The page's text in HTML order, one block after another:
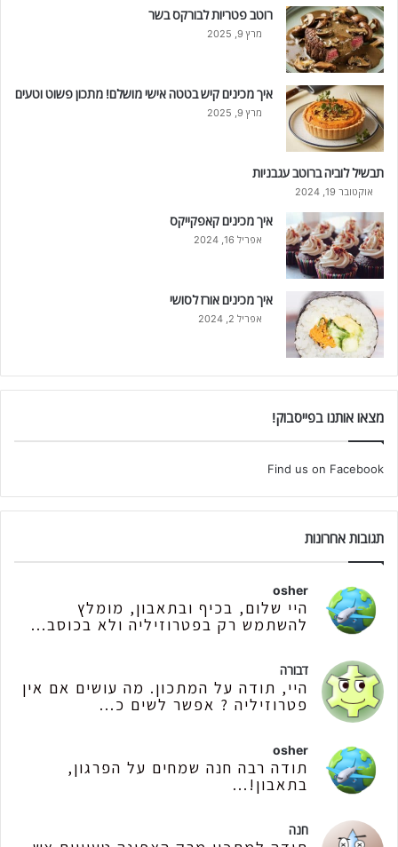
רוטב פטריות לבורקס בשר
מרץ 9, 2025
איך מכינים קיש בטטה אישי מושלם! מתכון פשוט וטעים
מרץ 9, 2025
תבשיל לוביה ברוטב עגבניות
אוקטובר 19, 2024
איך מכינים קאפקייקס
אפריל 16, 2024
איך מכינים אורז לסושי
אפריל 2, 2024
מצאו אותנו בפייסבוק!
Find us on Facebook
תגובות אחרונות
osher
היי שלום, בכיף ובתאבון, מומלץ
להשתמש רק בפטרוזיליה ולא בכוסב...
דבורה
היי, תודה על המתכון. מה עושים אם אין
פטרוזיליה ? אפשר לשים כ...
osher
תודה רבה חנה שמחים על הפרגון,
בתאבון!...
חנה